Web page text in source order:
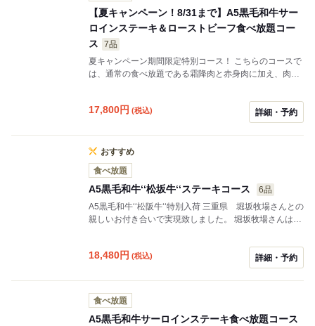
【夏キャンペーン！8/31まで】A5黒毛和牛サー
ロインステーキ＆ローストビーフ食べ放題コー
ス
7品
夏キャンペーン期間限定特別コース！ こちらのコースで
は、通常の食べ放題である霜降肉と赤身肉に加え、肉の
ビーフ」と、ステーキの王様と呼ばれる「サーロインス
テーキ」も特別に食べ放題でご提供します。 ご予約可能
17,800円 (税込) 詳細・予約
おすすめ
食べ放題
A5黒毛和牛‘‘松坂牛‘‘ステーキコース
6品
A5黒毛和牛‘‘松阪牛‘‘特別入荷 三重県 堀坂牧場さんとの
親しいお付き合いで実現致しました。 堀坂牧場さんは、
和牛 牝牛の最優秀賞を獲得いたしました。 銀座のステ
ーキ本店のみの特別コースでございます。 是非この機会
す。
18,480円 (税込) 詳細・予約
食べ放題
A5黒毛和牛サーロインステーキ食べ放題コース